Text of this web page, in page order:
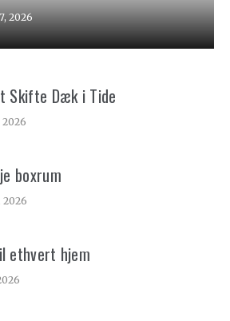
2026
Skifte Dæk i Tide
2026
boxrum
2026
ethvert hjem